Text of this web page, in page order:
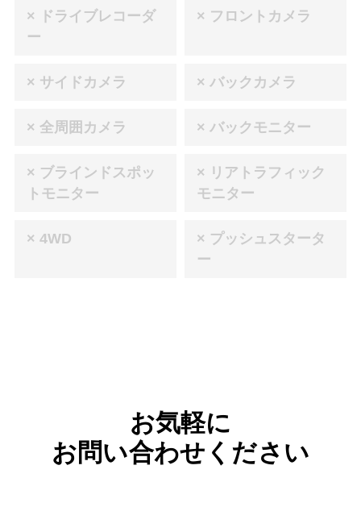
× ドライブレコーダ
ー
× フロントカメラ
× サイドカメラ × バックカメラ
× 全周囲カメラ × バックモニター
× ブラインドスポッ
トモニター
× リアトラフィック
モニター
× 4WD
× プッシュスタータ
ー
お気軽に
お問い合わせください